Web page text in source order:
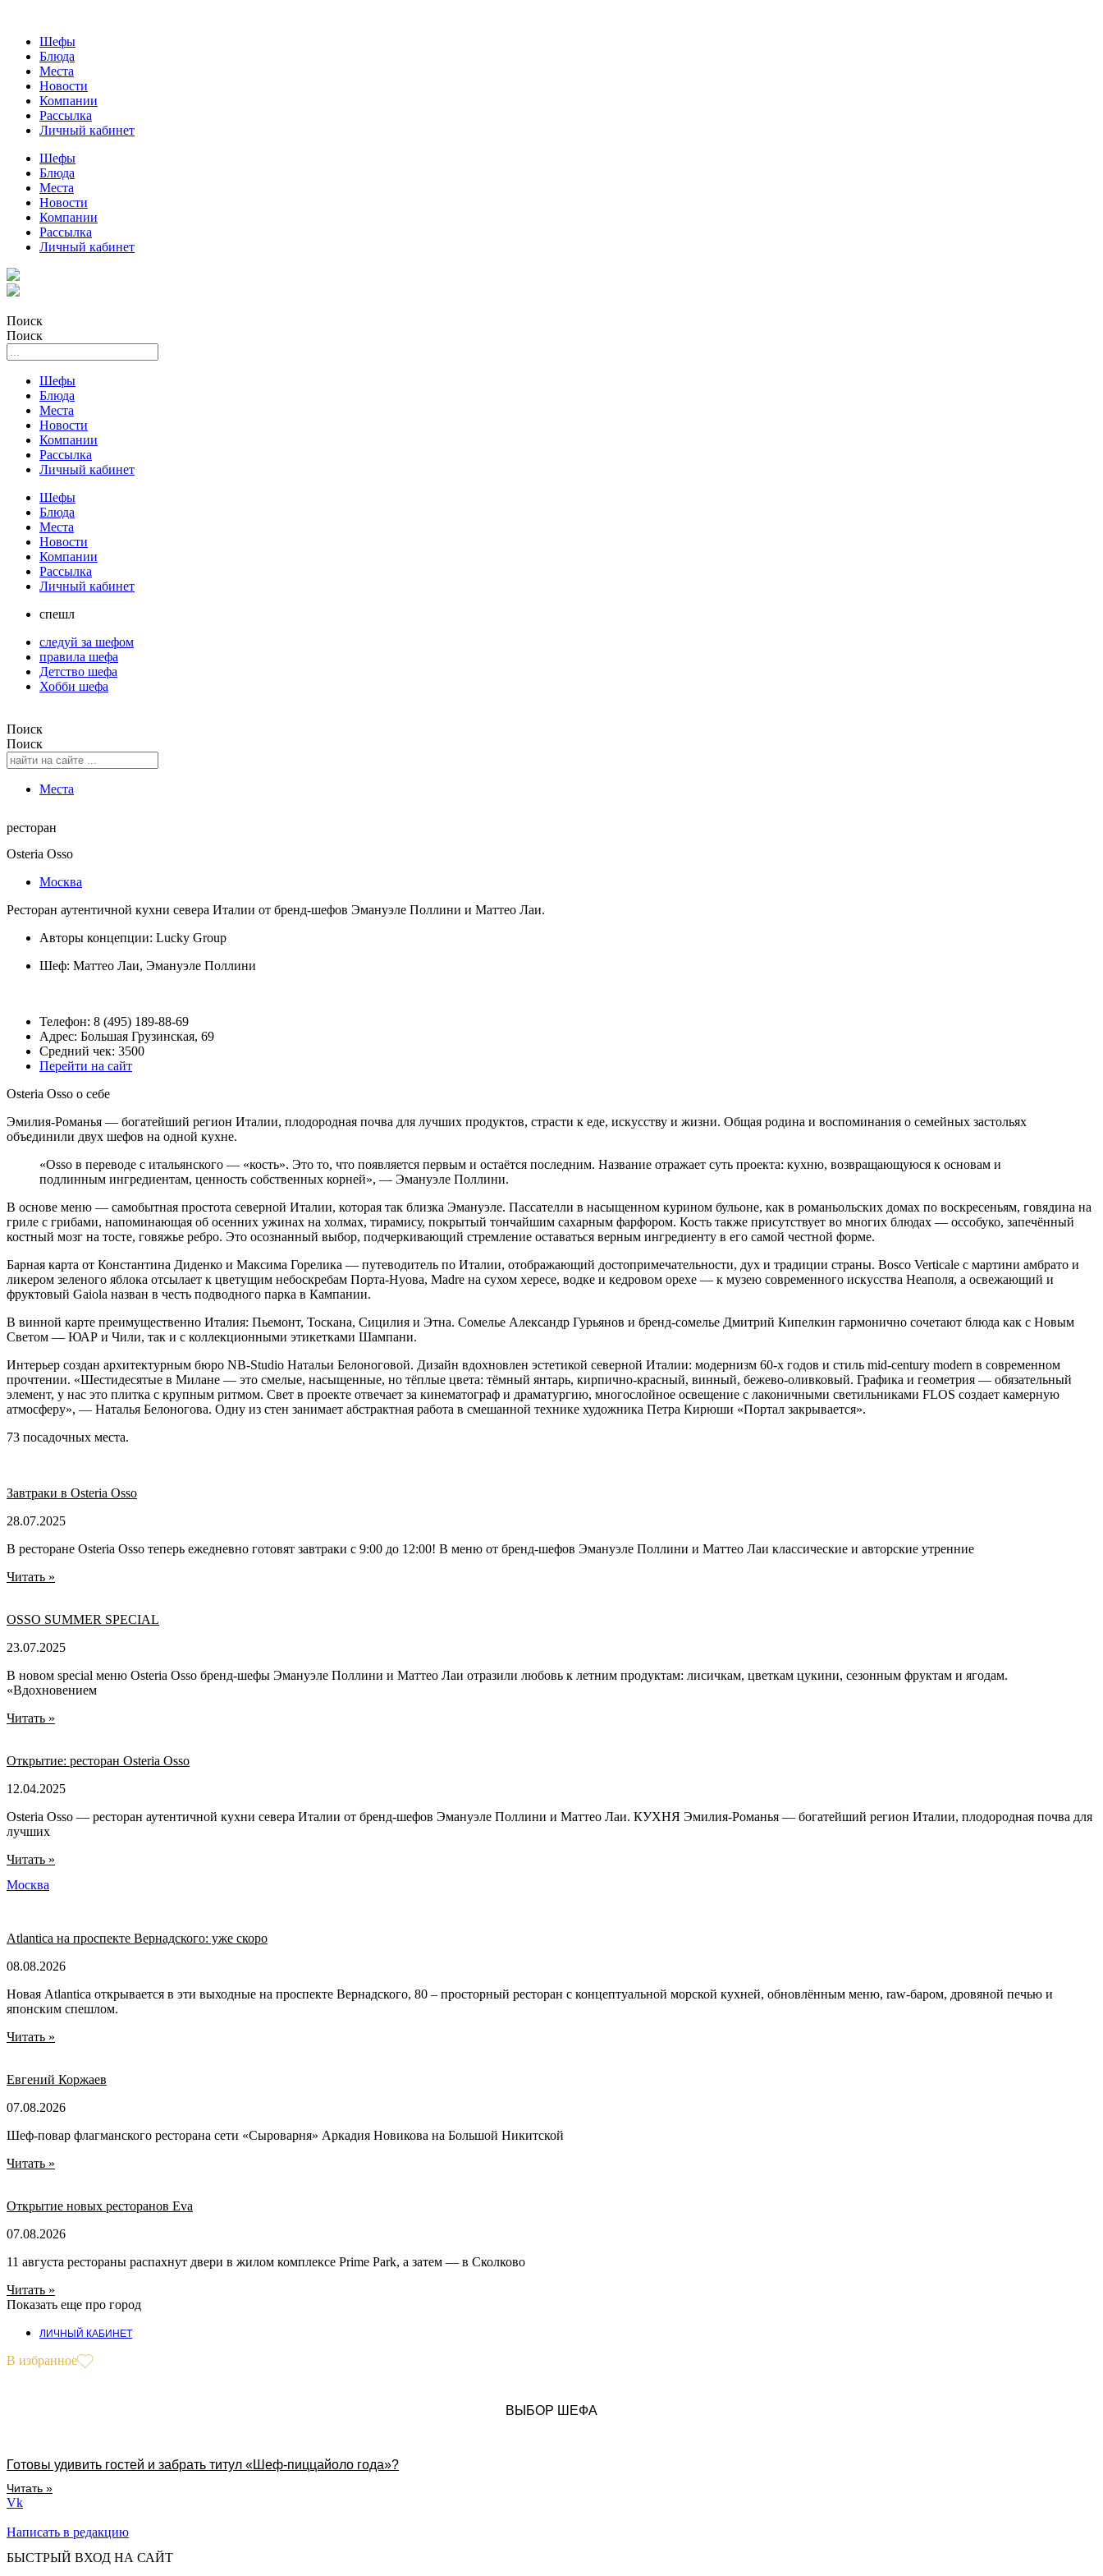
Шефы
Блюда
Места
Новости
Компании
Рассылка
Личный кабинет
Шефы
Блюда
Места
Новости
Компании
Рассылка
Личный кабинет
Поиск
Поиск
Шефы
Блюда
Места
Новости
Компании
Рассылка
Личный кабинет
Шефы
Блюда
Места
Новости
Компании
Рассылка
Личный кабинет
спешл
следуй за шефом
правила шефа
Детство шефа
Хобби шефа
Поиск
Поиск
Места
ресторан
Osteria Osso
Москва
Ресторан аутентичной кухни севера Италии от бренд-шефов Эмануэле Поллини и Маттео Лаи.
Авторы концепции: Lucky Group
Шеф: Маттео Лаи, Эмануэле Поллини
Телефон: 8 (495) 189-88-69
Адрес: Большая Грузинская, 69
Средний чек: 3500
Перейти на сайт
Osteria Osso о себе
Эмилия-Романья — богатейший регион Италии, плодородная почва для лучших продуктов, страсти к еде, искусству и жизни. Общая родина и воспоминания о семейных застольях
объединили двух шефов на одной кухне.
«Osso в переводе с итальянского — «кость». Это то, что появляется первым и остаётся последним. Название отражает суть проекта: кухню, возвращающуюся к основам и
подлинным ингредиентам, ценность собственных корней», — Эмануэле Поллини.
В основе меню — самобытная простота северной Италии, которая так близка Эмануэле. Пассателли в насыщенном курином бульоне, как в романьольских домах по воскресеньям, говядина на
гриле с грибами, напоминающая об осенних ужинах на холмах, тирамису, покрытый тончайшим сахарным фарфором. Кость также присутствует во многих блюдах — оссобуко, запечённый
костный мозг на тосте, говяжье ребро. Это осознанный выбор, подчеркивающий стремление оставаться верным ингредиенту в его самой честной форме.
Барная карта от Константина Диденко и Максима Горелика — путеводитель по Италии, отображающий достопримечательности, дух и традиции страны. Bosco Verticale с мартини амбрато и
ликером зеленого яблока отсылает к цветущим небоскребам Порта-Нуова, Madre на сухом хересе, водке и кедровом орехе — к музею современного искусства Неаполя, а освежающий и
фруктовый Gaiola назван в честь подводного парка в Кампании.
В винной карте преимущественно Италия: Пьемонт, Тоскана, Сицилия и Этна. Сомелье Александр Гурьянов и бренд-сомелье Дмитрий Кипелкин гармонично сочетают блюда как с Новым
Светом — ЮАР и Чили, так и с коллекционными этикетками Шампани.
Интерьер создан архитектурным бюро NB-Studio Натальи Белоноговой. Дизайн вдохновлен эстетикой северной Италии: модернизм 60-х годов и стиль mid-century modern в современном
прочтении. «Шестидесятые в Милане — это смелые, насыщенные, но тёплые цвета: тёмный янтарь, кирпично-красный, винный, бежево-оливковый. Графика и геометрия — обязательный
элемент, у нас это плитка с крупным ритмом. Свет в проекте отвечает за кинематограф и драматургию, многослойное освещение с лаконичными светильниками FLOS создает камерную
атмосферу», — Наталья Белоногова. Одну из стен занимает абстрактная работа в смешанной технике художника Петра Кирюши «Портал закрывается».
73 посадочных места.
Завтраки в Osteria Osso
28.07.2025
В ресторане Osteria Osso теперь ежедневно готовят завтраки с 9:00 до 12:00! В меню от бренд-шефов Эмануэле Поллини и Маттео Лаи классические и авторские утренние
Читать »
OSSO SUMMER SPECIAL
23.07.2025
В новом special меню Osteria Osso бренд-шефы Эмануэле Поллини и Маттео Лаи отразили любовь к летним продуктам: лисичкам, цветкам цукини, сезонным фруктам и ягодам.
«Вдохновением
Читать »
Открытие: ресторан Osteria Osso
12.04.2025
Osteria Osso — ресторан аутентичной кухни севера Италии от бренд-шефов Эмануэле Поллини и Маттео Лаи. КУХНЯ Эмилия-Романья — богатейший регион Италии, плодородная почва для
лучших
Читать »
Москва
Atlantica на проспекте Вернадского: уже скоро
08.08.2026
Новая Atlantica открывается в эти выходные на проспекте Вернадского, 80 – просторный ресторан с концептуальной морской кухней, обновлённым меню, raw-баром, дровяной печью и
японским спешлом.
Читать »
Евгений Коржаев
07.08.2026
Шеф-повар флагманского ресторана сети «Сыроварня» Аркадия Новикова на Большой Никитской
Читать »
Открытие новых ресторанов Eva
07.08.2026
11 августа рестораны распахнут двери в жилом комплексе Prime Park, а затем — в Сколково
Читать »
Показать еще про город
ЛИЧНЫЙ КАБИНЕТ
В избранное
ВЫБОР ШЕФА
Готовы удивить гостей и забрать титул «Шеф-пиццайоло года»?
Читать »
Vk
Написать в редакцию
БЫСТРЫЙ ВХОД НА САЙТ